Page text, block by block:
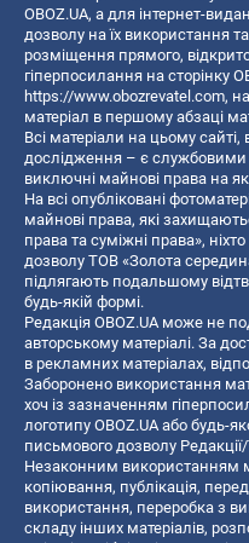
OBOZ.UA, а для інтернет-
дозволу на їх використання
розміщення прямого,
гіперпосилання на сторінку
https://www.obozrevatel.com,
матеріал в першому абзаці
Всі матеріали на цьому сайті,
дослідження – є службовими
виключні майнові права на
На всі опубліковані
майнові права, які
права та суміжні права»,
дозволу ТОВ «Золота
підлягають подальшому
будь-якій формі.
Редакція OBOZ.UA може не
авторському матеріалі. За
в рекламних матеріалах,
Заборонено використання
хоч із зазначенням
логотипу OBOZ.UA або будь-
письмового дозволу
Незаконним використанням
копiювання, публiкацiя,
використання, переробка з
складу інших матеріалів,